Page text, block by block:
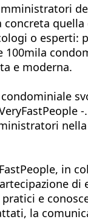
o esperti:
e moderna.
in
e
la